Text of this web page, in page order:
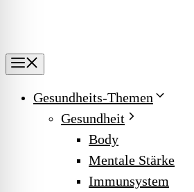
Gesundheits-Themen
Gesundheit
Body
Mentale Stärke
Immunsystem